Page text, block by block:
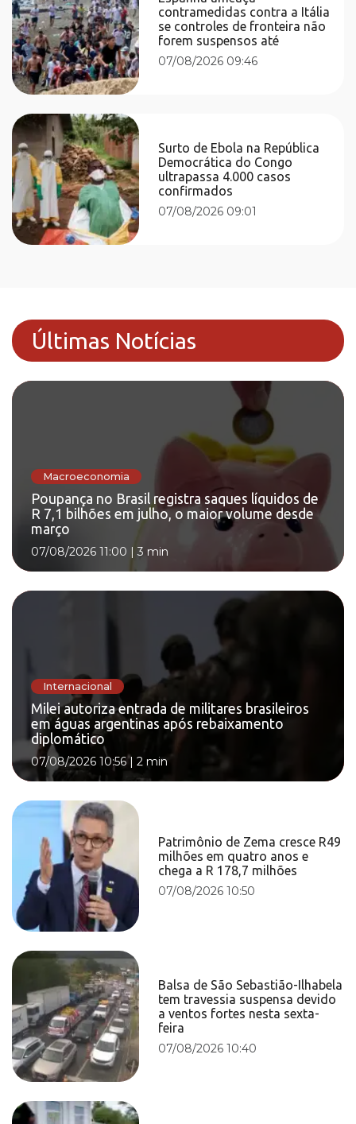
contramedidas contra a Itália
se controles de fronteira não
forem suspensos até
07/08/2026 09:46
Surto de Ebola na República
Democrática do Congo
ultrapassa 4.000 casos
confirmados
07/08/2026 09:01
Últimas Notícias
Macroeconomia
Poupança no Brasil registra saques líquidos de
R 7,1 bilhões em julho, o maior volume desde
março
07/08/2026 11:00 |3 min
Internacional
Milei autoriza entrada de militares brasileiros
em águas argentinas após rebaixamento
diplomático
07/08/2026 10:56| 2 min
Patrimônio de Zema cresce R49
milhões em quatro anos e
chega a R 178,7 milhões
07/08/2026 10:50
Balsa de São Sebastião-Ilhabela
tem travessia suspensa devido
a ventos fortes nesta sexta-
feira
07/08/2026 10:40